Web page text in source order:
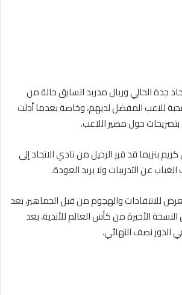
جدة الحالي وريال مدريد السابق حالة من
للاعب المفضل لديهم، وخاصة بعدما أدلت
حول مصير اللاعب.
بنزيما قد قرر الرحيل من نادي الاتحاد إلى
عن التدريبات ولا يريد العودة.
للانتقادات والهجوم من قبل الجماهير، بعد
النسخة الأخيرة من كأس العالم للأندية، بعد
الدور نصف النهائي.